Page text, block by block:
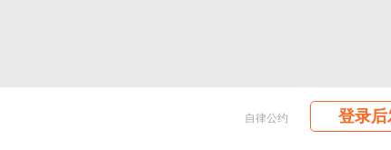
自律公约 登录后